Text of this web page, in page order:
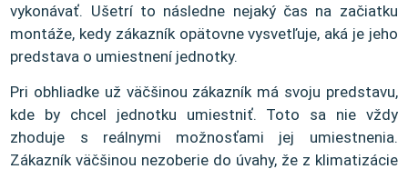
vykonávať. Ušetrí to následne nejaký čas na začiatku
montáže, kedy zákazník opätovne vysvetľuje, aká je jeho
predstava o umiestnení jednotky.
Pri obhliadke už väčšinou zákazník má svoju predstavu,
kde by chcel jednotku umiestniť. Toto sa nie vždy
zhoduje s reálnymi možnosťami jej umiestnenia.
Zákazník väčšinou nezoberie do úvahy, že z klimatizácie